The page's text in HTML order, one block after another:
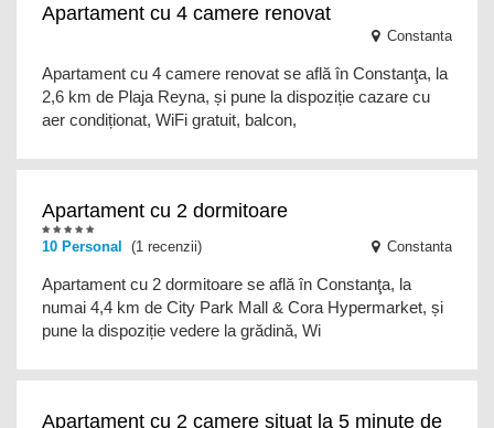
Apartament cu 4 camere renovat
Constanta
Apartament cu 4 camere renovat se află în Constanţa, la
2,6 km de Plaja Reyna, și pune la dispoziție cazare cu
aer condiționat, WiFi gratuit, balcon,
Apartament cu 2 dormitoare
10 Personal (1 recenzii) Constanta
Apartament cu 2 dormitoare se află în Constanţa, la
numai 4,4 km de City Park Mall & Cora Hypermarket, și
pune la dispoziție vedere la grădină, Wi
Apartament cu 2 camere situat la 5 minute de